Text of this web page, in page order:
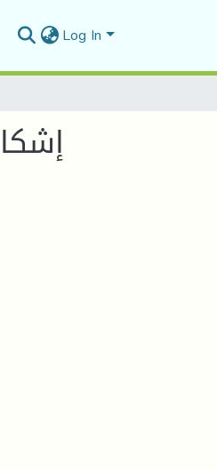
Log In